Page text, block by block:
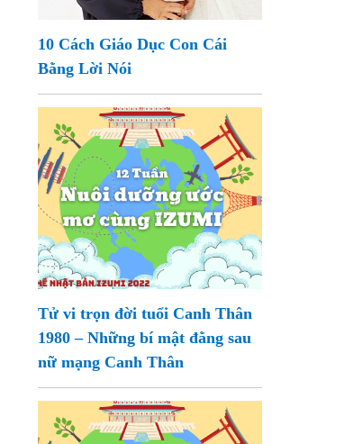
10 Cách Giáo Dục Con Cái
Bằng Lời Nói
Tử vi trọn đời tuổi Canh Thân
1980 – Những bí mật đằng sau
nữ mạng Canh Thân